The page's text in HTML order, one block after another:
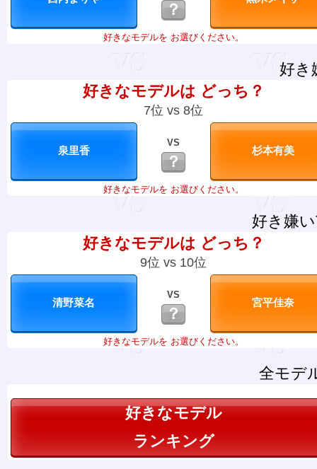
？
好きなモデルを お選びください。
好き
好きなモデルは どっち？
7位 vs 8位
VS
？
好きなモデルを お選びください。
好き嫌
好きなモデルは どっち？
9位 vs 10位
VS
？
好きなモデルを お選びください。
全モデ
好きなモデル
ランキング